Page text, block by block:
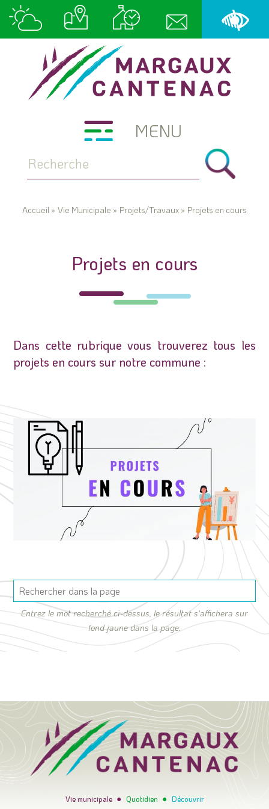
MENU
Accueil» Vie Municipale » Projets/Travaux» Projets en cours
Projets en cours
Dans cette rubrique vous trouverez tous les
projets en cours sur notre commune :
Entrez le mot recherché ci-dessus, le résultat s'affichera sur
fond jaune dans la page.
Vie municipale ● Quotidien ● Découvrir